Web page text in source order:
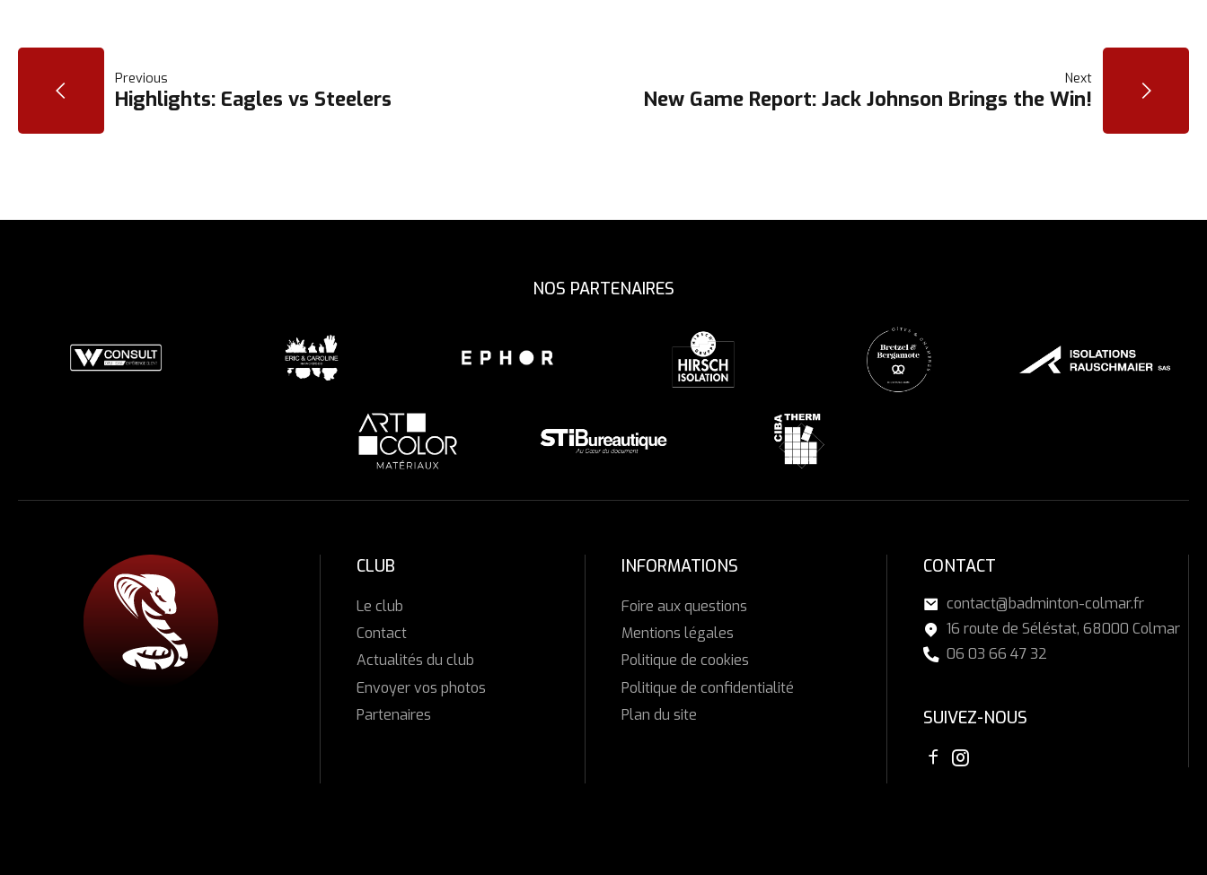
NAVIGATION
DE
Previous
Highlights: Eagles vs Steelers
Next
New Game Report: Jack Johnson Brings the Win!
NOS PARTENAIRES
CLUB
Le club
Contact
Actualités du club
Envoyer vos photos
Partenaires
INFORMATIONS
Foire aux questions
Mentions légales
Politique de cookies
Politique de confidentialité
Plan du site
CONTACT
contact@badminton-colmar.fr
16 route de Séléstat, 68000 Colmar
06 03 66 47 32
SUIVEZ-NOUS